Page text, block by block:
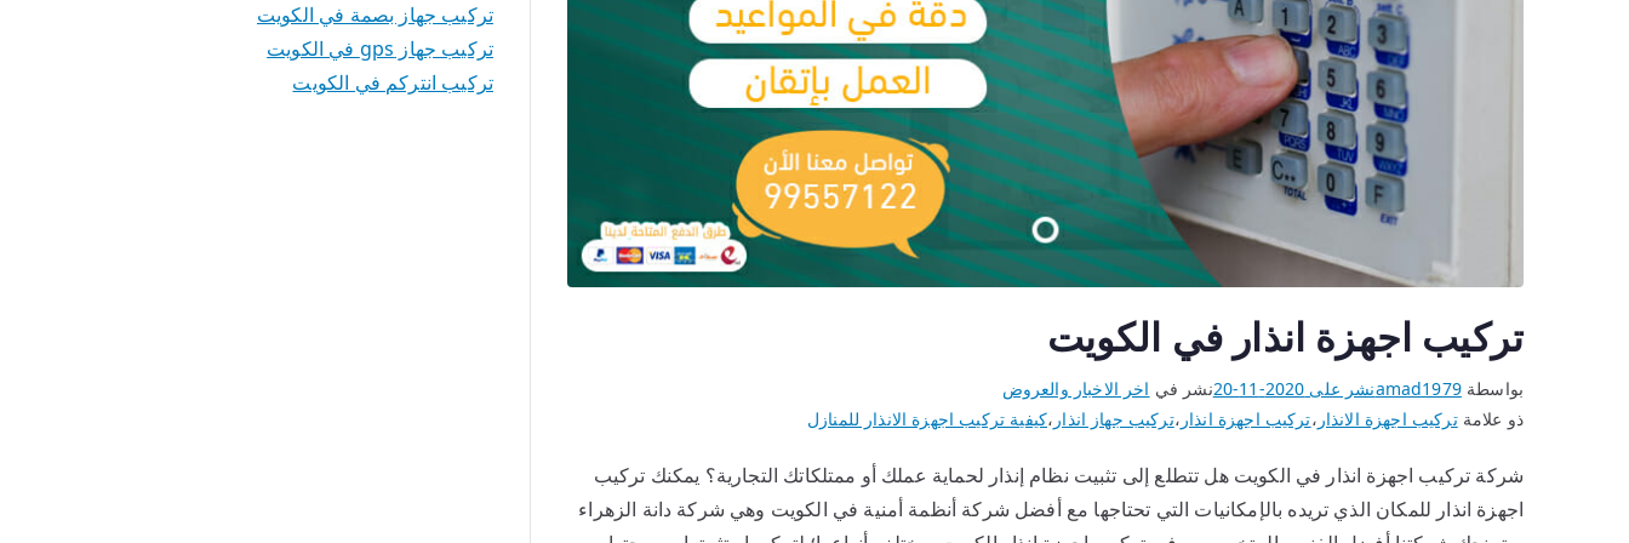
تركيب اجهزة انذار في الكويت
بواسطةamad1979نشر على 2020-11-20 نشر في اخر الاخبار والعروض
ذو علامةتركيب اجهزة الانذار ،تركيب اجهزة انذار ،تركيب جهاز انذار ،كيفية تركيب اجهزة الانذار للمنازل
شركة تركيب اجهزة انذار في الكويت هل تتطلع إلى تثبيت نظام إنذار لحماية عملك أو ممتلكاتك التجارية؟ يمكنك تركيب
اجهزة انذار للمكان الذي تريده بالإمكانيات التي تحتاجها مع أفضل شركة أنظمة أمنية في الكويت وهي شركة دانة الزهراء
تركيب جهاز بصمة في الكويت
تركيب جهاز gps في الكويت
تركيب انتركم في الكويت